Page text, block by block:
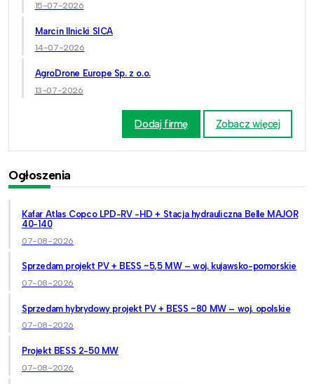
15-07-2026
Marcin Ilnicki SICA
14-07-2026
AgroDrone Europe Sp. z o.o.
13-07-2026
Dodaj firmę Zobacz więcej
Ogłoszenia
Kafar Atlas Copco LPD-RV -HD + Stacja hydrauliczna Belle MAJOR
40-140
07-08-2026
Sprzedam projekt PV + BESS ~5,5 MW – woj. kujawsko-pomorskie
07-08-2026
Sprzedam hybrydowy projekt PV + BESS ~80 MW – woj. opolskie
07-08-2026
Projekt BESS 2-50 MW
07-08-2026